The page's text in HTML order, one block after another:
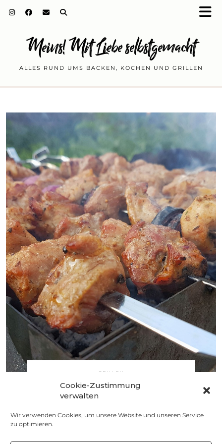
Cookie-Zustimmung
verwalten
Wir verwenden Cookies, um unsere Website und unseren Service
zu optimieren.
Meins! Mit Liebe selbstgemacht
ALLES RUND UMS BACKEN, KOCHEN UND GRILLEN
GRILLEN
Marokkanisches
Hähnchenschenkel